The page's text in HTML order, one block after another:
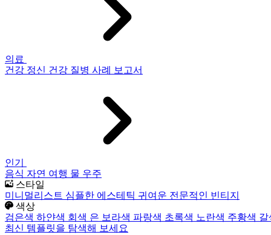
의료
건강 정신 건강 질병 사례 보고서
인기
음식 자연 여행 물 우주
스타일
미니멀리스트 심플한 에스테틱 귀여운 전문적인 빈티지
색상
검은색 하얀색 회색 은 보라색 파랑색 초록색 노란색 주황색
최신 템플릿을 탐색해 보세요